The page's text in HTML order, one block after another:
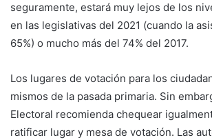
seguramente, estará muy lejos de los
en las legislativas del 2021 (cuando la
65%) o mucho más del 74% del 2017.
Los lugares de votación para los
mismos de la pasada primaria. Sin
Electoral recomienda chequear
ratificar lugar y mesa de votación. Las